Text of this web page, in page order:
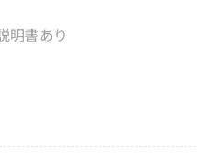
明書あり